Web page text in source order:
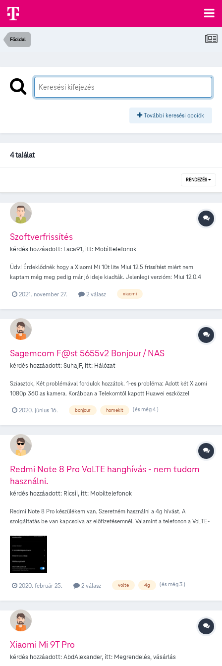
Főoldal
További keresési opciók
4 találat
RENDEZÉS
Szoftverfrissítés
kérdés hozzáadott: Laca91, itt: Mobiltelefonok
Üdv! Érdeklődnék hogy a Xiaomi Mi 10t lite Miui 12.5 frissítést miért nem
kaptam még meg pedig már jó ideje kiadták. Jelenlegi verzióm: Miui 12.0.4
2021. november 27.
2 válasz xiaomi
Sagemcom F@st 5655v2 Bonjour / NAS
kérdés hozzáadott:SuhajF, itt: Hálózat
Sziasztok, Két problémával fordulok hozzátok. 1-es probléma: Adott két Xiaomi
1080p 360 as kamera. Korábban a Telekomtól kapott Huawei eszközzel
a 3 gép közül egyiket sem látja a kamera, a gépek látják egymást és megosztott
szeretnék két Home Bridget használni - egy AQARA HUB (homekit kompatibilis)
és egy Home Assistant szervert - sikeresen hozzáadok mindent a hálózathoz,
viszont a Sagemcom eszköz mintha valamilyen load balance megoldás miatt
fellelhető: - egyik eszköz sem válaszol - csak home assistant válaszol - csak
AQARA válaszol - minden működik Amit észrevettem, hogy ha Home
Asssitantban beállításokat végzek el a HomeKit modulban, akkor minden okés
hova mit kell küldeni (a háztartásban 4 Apple eszköz van ami között mintha
elvesze a csomag)
2020. június 16. bonjour homekit (és még 4 )
Redmi Note 8 Pro VoLTE hanghívás - nem tudom
használni.
kérdés hozzáadott: Ricsii, itt: Mobiltelefonok
Redmi Note 8 Pro készülékem van. Szeretném használni a 4g hívást. A
szolgáltatás be van kapcsolva az előfizetésemnél. Valamint a telefonon a VoLTE-
2020. február 25. 2 válasz volte 4g (és még 3 )
Xiaomi Mi 9T Pro
kérdés hozzáadott:AbdAlexander, itt: Megrendelés, vásárlás